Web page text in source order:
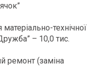
технічної
– 10,0 тис.
ремонт (заміна